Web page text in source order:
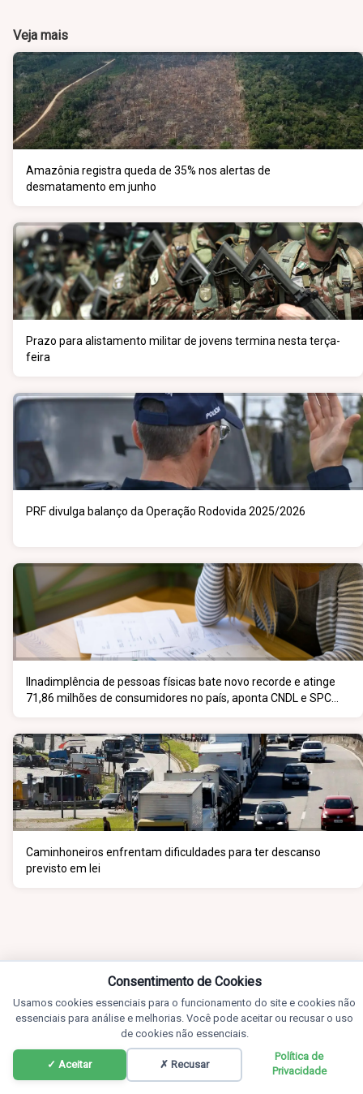
Veja mais
Amazônia registra queda de 35% nos alertas de
desmatamento em junho
Prazo para alistamento militar de jovens termina nesta terça-
feira
PRF divulga balanço da Operação Rodovida 2025/2026
IInadimplência de pessoas físicas bate novo recorde e atinge
71,86 milhões de consumidores no país, aponta CNDL e SPC
Caminhoneiros enfrentam dificuldades para ter descanso
previsto em lei
Notícias
Consentimento de Cookies
Usamos cookies essenciais para o funcionamento do site e cookies não
essenciais para análise e melhorias. Você pode aceitar ou recusar o uso
de cookies não essenciais.
✓ Aceitar ✗ Recusar
Política de
Privacidade